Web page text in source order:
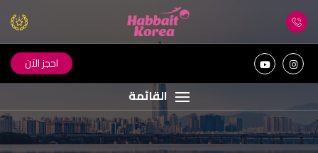
احجز الآن
القائمة